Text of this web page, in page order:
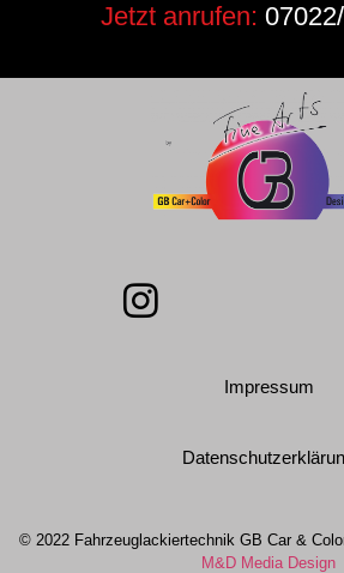
Jetzt anrufen:
Impressum
© 2022 Fahrzeuglackiertechnik GB Car &
M&D Media Design